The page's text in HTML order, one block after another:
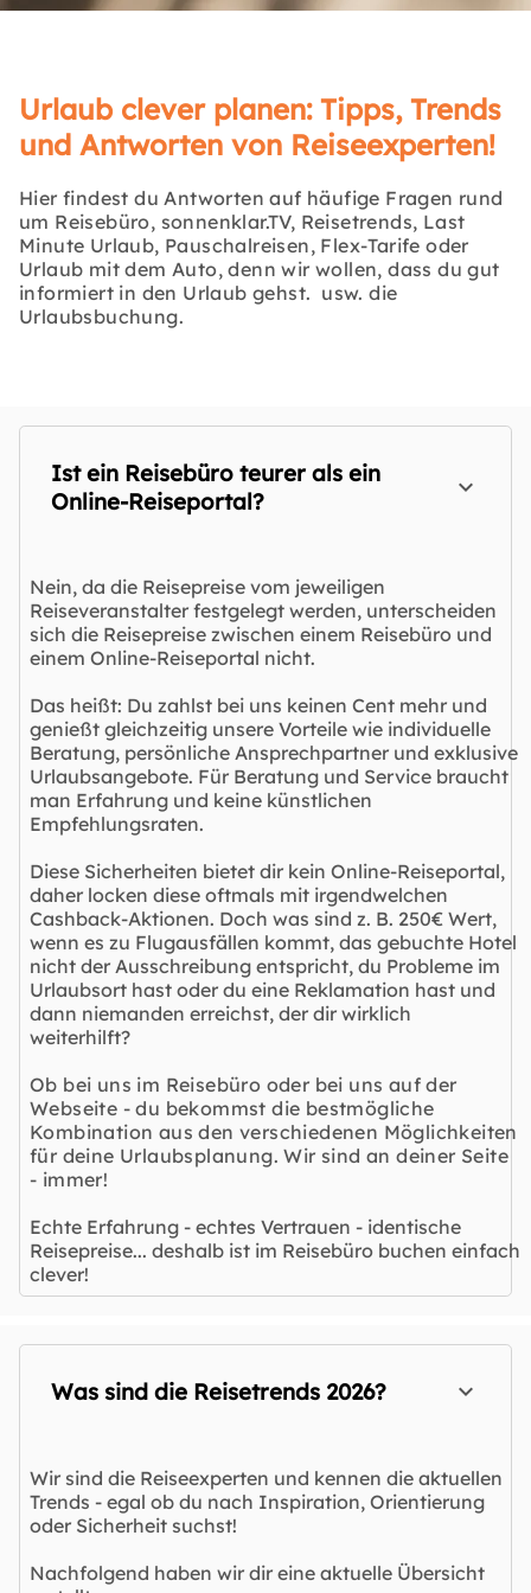
Urlaub clever planen: Tipps, Trends
und Antworten von Reiseexperten!
Hier findest du Antworten auf häufige Fragen rund
um Reisebüro, sonnenklar.TV, Reisetrends, Last
Minute Urlaub, Pauschalreisen, Flex-Tarife oder
Urlaub mit dem Auto, denn wir wollen, dass du gut
informiert in den Urlaub gehst. usw. die
Urlaubsbuchung.
Ist ein Reisebüro teurer als ein
Online-Reiseportal?
Nein, da die Reisepreise vom jeweiligen
Reiseveranstalter festgelegt werden, unterscheiden
sich die Reisepreise zwischen einem Reisebüro und
einem Online-Reiseportal nicht.
Das heißt: Du zahlst bei uns keinen Cent mehr und
genießt gleichzeitig unsere Vorteile wie individuelle
Beratung, persönliche Ansprechpartner und exklusive
Urlaubsangebote. Für Beratung und Service braucht
man Erfahrung und keine künstlichen
Empfehlungsraten.
Diese Sicherheiten bietet dir kein Online-Reiseportal,
daher locken diese oftmals mit irgendwelchen
Cashback-Aktionen. Doch was sind z. B. 250€ Wert,
wenn es zu Flugausfällen kommt, das gebuchte Hotel
nicht der Ausschreibung entspricht, du Probleme im
Urlaubsort hast oder du eine Reklamation hast und
dann niemanden erreichst, der dir wirklich
weiterhilft?
Ob bei uns im Reisebüro oder bei uns auf der
Webseite - du bekommst die bestmögliche
Kombination aus den verschiedenen Möglichkeiten
für deine Urlaubsplanung. Wir sind an deiner Seite
- immer!
Echte Erfahrung - echtes Vertrauen - identische
Reisepreise... deshalb ist im Reisebüro buchen einfach
clever!
Was sind die Reisetrends 2026?
Wir sind die Reiseexperten und kennen die aktuellen
Trends - egal ob du nach Inspiration, Orientierung
oder Sicherheit suchst!
Nachfolgend haben wir dir eine aktuelle Übersicht